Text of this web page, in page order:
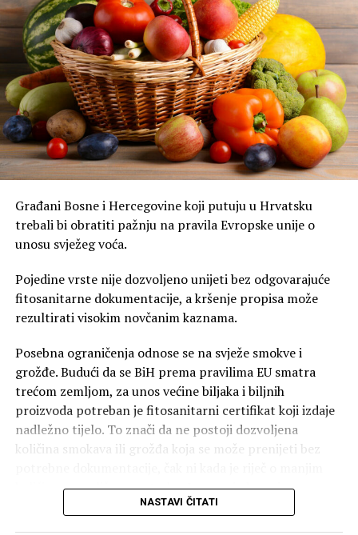
Građani Bosne i Hercegovine koji putuju u Hrvatsku
trebali bi obratiti pažnju na pravila Evropske unije o
unosu svježeg voća.
Pojedine vrste nije dozvoljeno unijeti bez odgovarajuće
fitosanitarne dokumentacije, a kršenje propisa može
rezultirati visokim novčanim kaznama.
Posebna ograničenja odnose se na svježe smokve i
grožđe. Budući da se BiH prema pravilima EU smatra
trećom zemljom, za unos većine biljaka i biljnih
proizvoda potreban je fitosanitarni certifikat koji izdaje
nadležno tijelo. To znači da ne postoji dozvoljena
količina smokava ili grožđa koja se može prenijeti bez
količinama za ličnu upotrebu. I uz posjedovanje
certifikata, granične službe procjenjuju da li količina
NASTAVI ČITATI